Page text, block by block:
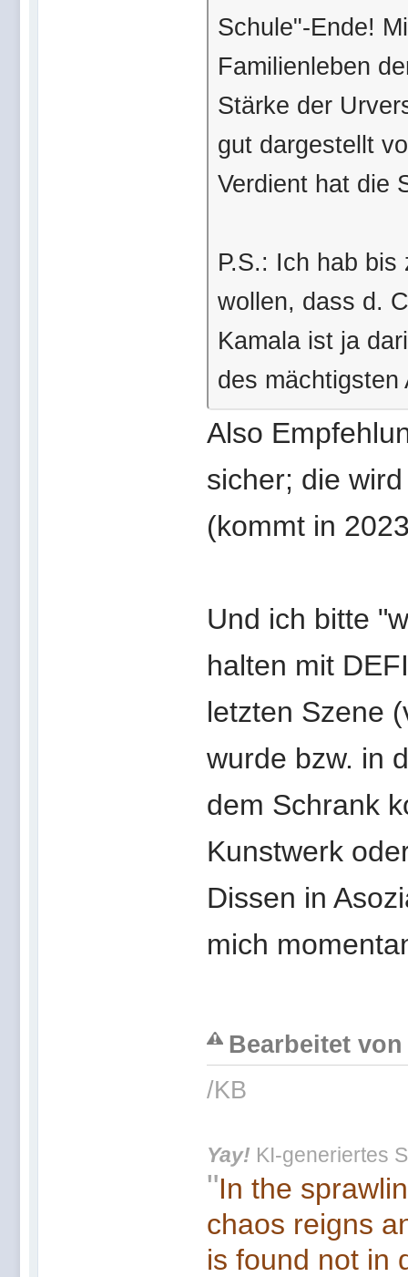
Schule"-Ende!
Familienleben
Stärke der
gut dargestellt
Verdient hat die
P.S.: Ich hab
wollen, dass d.
Kamala ist ja
des mächtigsten
Also
sicher; die
(kommt in
Und ich bitte
halten mit
letzten Szene
wurde bzw. in
dem Schrank
Kunstwerk
Dissen in
mich
Bearbeitet
/KB
Yay! KI-generiertes
"In the
chaos reigns
is found not in